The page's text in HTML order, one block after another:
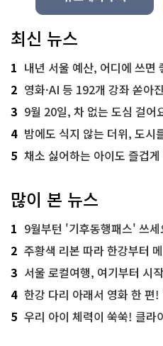
최신 뉴스
1 내년 서울 예산, 어디에 쓰면
2 영화·AI 등 192개 강좌 쏟아
3 9월 20일, 차 없는 도심 걸어요…'
4 밤에도 식지 않는 더위, 도시
5 채소 싫어하는 아이도 즐겁게 냠냠
많이 본 뉴스
1 9월부턴 '기후동행패스' 쓰
2 주황색 리본 따라 한강부터 메타세
3 서울 로컬여행, 여기부터 시
4 한강 다리 아래서 영화 한 편
5 우리 아이 체력이 쑥쑥! 클라